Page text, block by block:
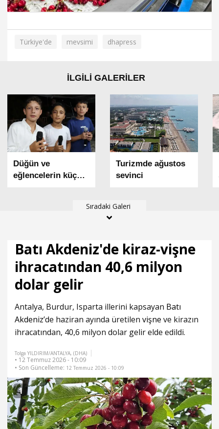
Türkiye'de mevsimi dhapress
İLGİLİ GALERİLER
Sıradaki Galeri
Düğün ve
eğlencelerin küçük
Turizmde ağustos
sevinci
Batı Akdeniz'de kiraz-vişne
ihracatından 40,6 milyon
dolar gelir
Antalya, Burdur, Isparta illerini kapsayan Batı
Akdeniz’de haziran ayında üretilen vişne ve kirazın
ihracatından, 40,6 milyon dolar gelir elde edildi.
Tolga YILDIRIM/ANTALYA, (DHA)
• 12 Temmuz 2026 - 10:09
• Son Güncelleme: 12 Temmuz 2026 - 10:09
1